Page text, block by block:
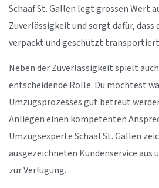
Schaaf St. Gallen legt grossen Wert
Zuverlässigkeit und sorgt dafür,
verpackt und geschützt
Neben der Zuverlässigkeit spielt
entscheidende Rolle. Du möchtest
Umzugsprozesses gut betreut
Anliegen einen kompetenten
Umzugsexperte Schaaf St. Gallen
ausgezeichneten Kundenservice aus
zur Verfügung.